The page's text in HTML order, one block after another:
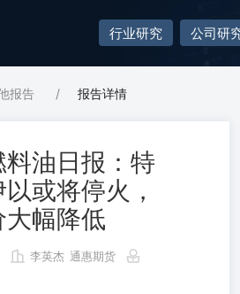
行业研究 公司研
报告 / 报告详情
料油日报：特
或将停火，
幅降低
李英杰 通惠期货